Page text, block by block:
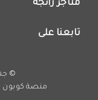
فريق عمل كوبون
عروض اليوم
متاجر رائجة
كود خصم نمشي
كود خصم كارفور
تابعنا على
تويتر
©
منصة